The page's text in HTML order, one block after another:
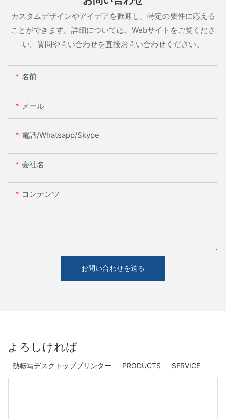
カスタムデザインやアイデアを歓迎し、特定の要件に応える
ことができます。詳細については、Webサイトをご覧くださ
い。質問や問い合わせを直接お問い合わせください。
名前
メール
電話/whatsapp/skype
会社名
コンテンツ
お問い合わせを送る
よろしければ
SERVICE
PRODUCTS
熱転写デスクトッププリンター